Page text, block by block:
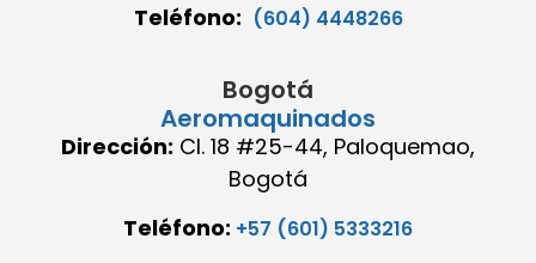
Teléfono: (604) 4448266
Bogotá
Aeromaquinados
Dirección: Cl. 18 #25-44, Paloquemao,
Bogotá
Teléfono: +57 (601) 5333216